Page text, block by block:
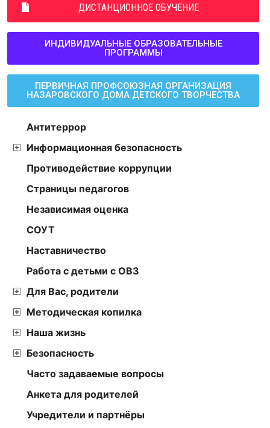
ДИСТАНЦИОННОЕ ОБУЧЕНИЕ
ИНДИВИДУАЛЬНЫЕ ОБРАЗОВАТЕЛЬНЫЕ
ПРОГРАММЫ
ПЕРВИЧНАЯ ПРОФСОЮЗНАЯ ОРГАНИЗАЦИЯ
НАЗАРОВСКОГО ДОМА ДЕТСКОГО ТВОРЧЕСТВА
Антитеррор
Информационная безопасность
Противодействие коррупции
Страницы педагогов
Независимая оценка
СОУТ
Наставничество
Работа с детьми с ОВЗ
Для Вас, родители
Методическая копилка
Наша жизнь
Безопасность
Часто задаваемые вопросы
Анкета для родителей
Учредители и партнёры